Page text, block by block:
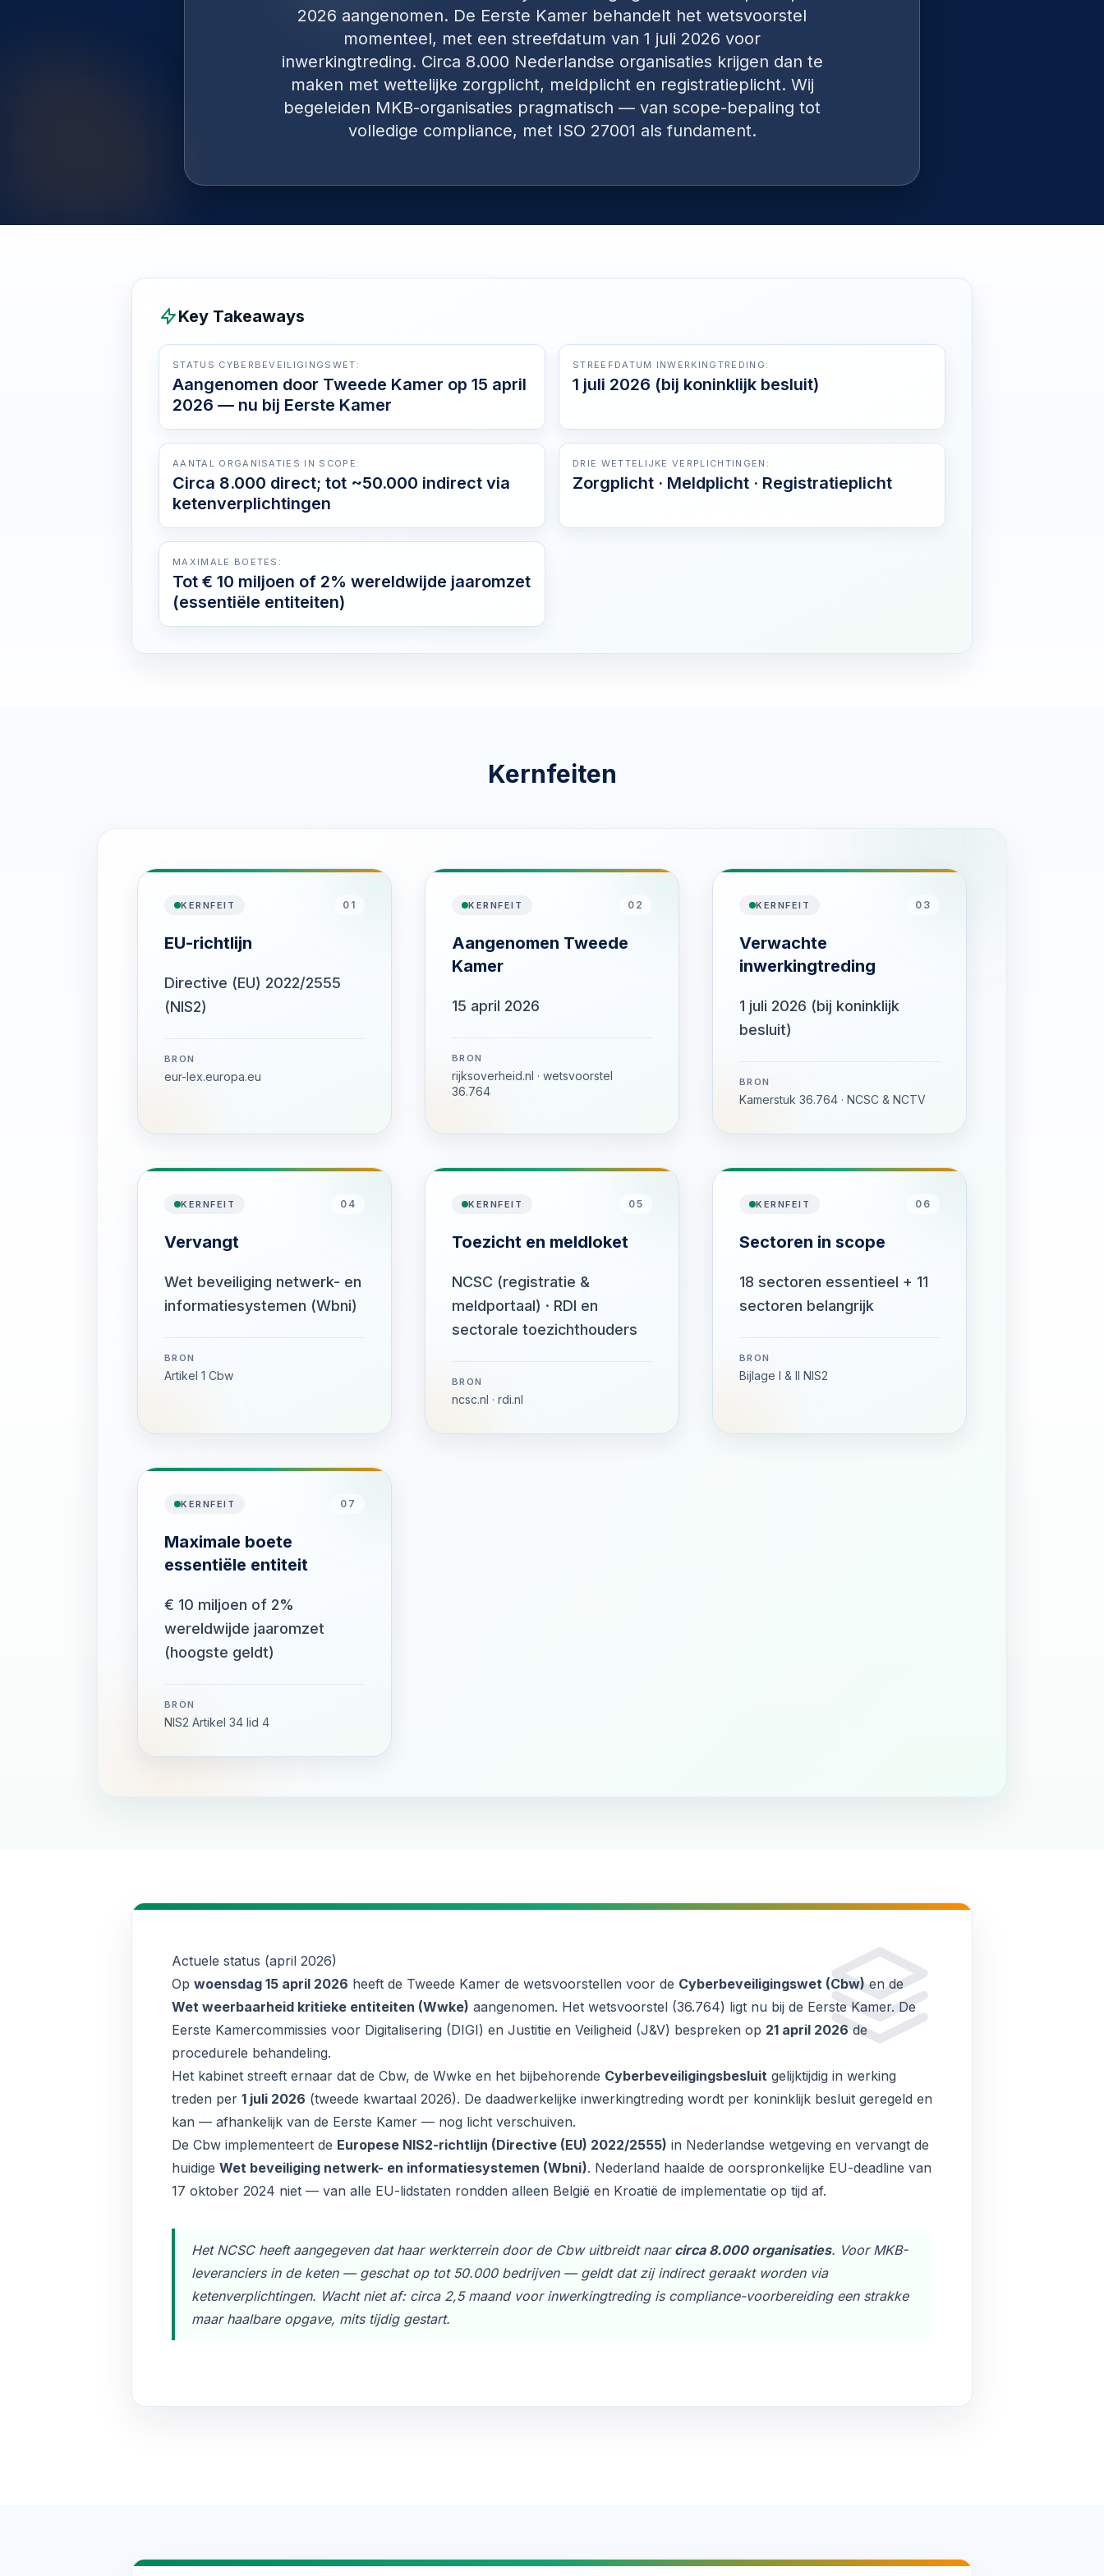
2026 aangenomen. De Eerste Kamer behandelt het wetsvoorstel
momenteel, met een streefdatum van 1 juli 2026 voor
inwerkingtreding. Circa 8.000 Nederlandse organisaties krijgen dan te
maken met wettelijke zorgplicht, meldplicht en registratieplicht. Wij
begeleiden MKB-organisaties pragmatisch — van scope-bepaling tot
volledige compliance, met ISO 27001 als fundament.
Key Takeaways
STATUS CYBERBEVEILIGINGSWET:
Aangenomen door Tweede Kamer op 15 april
2026 — nu bij Eerste Kamer
STREEFDATUM INWERKINGTREDING:
1 juli 2026 (bij koninklijk besluit)
AANTAL ORGANISATIES IN SCOPE:
Circa 8.000 direct; tot ~50.000 indirect via
ketenverplichtingen
DRIE WETTELIJKE VERPLICHTINGEN:
Zorgplicht · Meldplicht · Registratieplicht
MAXIMALE BOETES:
Tot € 10 miljoen of 2% wereldwijde jaaromzet
(essentiële entiteiten)
Kernfeiten
KERNFEIT 01
EU-richtlijn
Directive (EU) 2022/2555
(NIS2)
BRON
eur-lex.europa.eu
KERNFEIT 02
Aangenomen Tweede
Kamer
15 april 2026
BRON
rijksoverheid.nl · wetsvoorstel
36.764
KERNFEIT 03
Verwachte
inwerkingtreding
1 juli 2026 (bij koninklijk
besluit)
BRON
Kamerstuk 36.764 · NCSC & NCTV
KERNFEIT 04
Vervangt
Wet beveiliging netwerk- en
informatiesystemen (Wbni)
BRON
Artikel 1 Cbw
KERNFEIT 05
Toezicht en meldloket
NCSC (registratie &
meldportaal) · RDI en
sectorale toezichthouders
BRON
ncsc.nl · rdi.nl
KERNFEIT 06
Sectoren in scope
18 sectoren essentieel + 11
sectoren belangrijk
BRON
Bijlage I & II NIS2
KERNFEIT 07
Maximale boete
essentiële entiteit
€ 10 miljoen of 2%
wereldwijde jaaromzet
(hoogste geldt)
BRON
NIS2 Artikel 34 lid 4
Actuele status (april 2026)
Op woensdag 15 april 2026 heeft de Tweede Kamer de wetsvoorstellen voor de Cyberbeveiligingswet (Cbw)en de
Wet weerbaarheid kritieke entiteiten (Wwke) aangenomen. Het wetsvoorstel (36.764) ligt nu bij de Eerste Kamer. De
Eerste Kamercommissies voor Digitalisering (DIGI) en Justitie en Veiligheid (J&V) bespreken op 21 april 2026de
procedurele behandeling.
Het kabinet streeft ernaar dat de Cbw, de Wwke en het bijbehorende Cyberbeveiligingsbesluit gelijktijdig in werking
treden per 1 juli 2026 (tweede kwartaal 2026). De daadwerkelijke inwerkingtreding wordt per koninklijk besluit geregeld en
kan — afhankelijk van de Eerste Kamer — nog licht verschuiven.
De Cbw implementeert de Europese NIS2-richtlijn (Directive (EU) 2022/2555) in Nederlandse wetgeving en vervangt de
huidige Wet beveiliging netwerk- en informatiesystemen (Wbni). Nederland haalde de oorspronkelijke EU-deadline van
17 oktober 2024 niet — van alle EU-lidstaten rondden alleen België en Kroatië de implementatie op tijd af.
Het NCSC heeft aangegeven dat haar werkterrein door de Cbw uitbreidt naar circa 8.000 organisaties. Voor MKB-
leveranciers in de keten — geschat op tot 50.000 bedrijven — geldt dat zij indirect geraakt worden via
ketenverplichtingen. Wacht niet af: circa 2,5 maand voor inwerkingtreding is compliance-voorbereiding een strakke
maar haalbare opgave, mits tijdig gestart.